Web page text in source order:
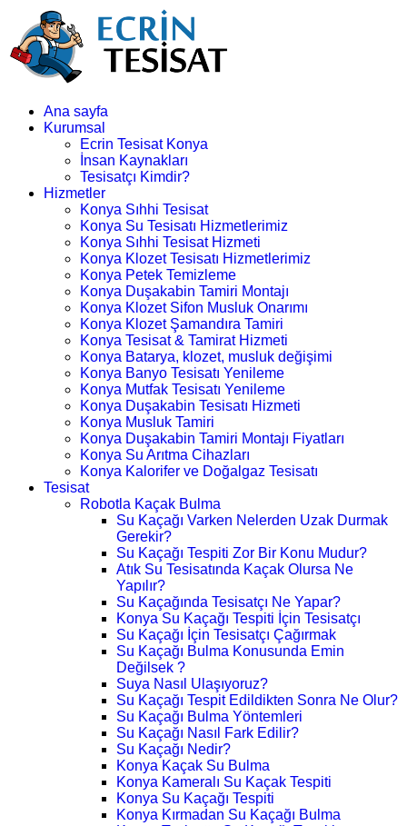
Ana sayfa
Kurumsal
Ecrin Tesisat Konya
İnsan Kaynakları
Tesisatçı Kimdir?
Hizmetler
Konya Sıhhi Tesisat
Konya Su Tesisatı Hizmetlerimiz
Konya Sıhhi Tesisat Hizmeti
Konya Klozet Tesisatı Hizmetlerimiz
Konya Petek Temizleme
Konya Duşakabin Tamiri Montajı
Konya Klozet Sifon Musluk Onarımı
Konya Klozet Şamandıra Tamiri
Konya Tesisat & Tamirat Hizmeti
Konya Batarya, klozet, musluk değişimi
Konya Banyo Tesisatı Yenileme
Konya Mutfak Tesisatı Yenileme
Konya Duşakabin Tesisatı Hizmeti
Konya Musluk Tamiri
Konya Duşakabin Tamiri Montajı Fiyatları
Konya Su Arıtma Cihazları
Konya Kalorifer ve Doğalgaz Tesisatı
Tesisat
Robotla Kaçak Bulma
Su Kaçağı Varken Nelerden Uzak Durmak
Gerekir?
Su Kaçağı Tespiti Zor Bir Konu Mudur?
Atık Su Tesisatında Kaçak Olursa Ne
Yapılır?
Su Kaçağında Tesisatçı Ne Yapar?
Konya Su Kaçağı Tespiti İçin Tesisatçı
Su Kaçağı İçin Tesisatçı Çağırmak
Su Kaçağı Bulma Konusunda Emin
Değilsek ?
Suya Nasıl Ulaşıyoruz?
Su Kaçağı Tespit Edildikten Sonra Ne Olur?
Su Kaçağı Bulma Yöntemleri
Su Kaçağı Nasıl Fark Edilir?
Su Kaçağı Nedir?
Konya Kaçak Su Bulma
Konya Kameralı Su Kaçak Tespiti
Konya Su Kaçağı Tespiti
Konya Kırmadan Su Kaçağı Bulma